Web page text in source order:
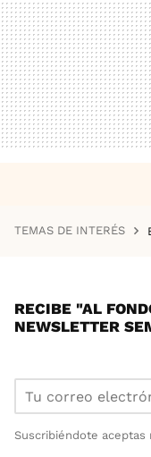
TEMAS DE INTERÉS
RECIBE "AL
NEWSLETTER
Suscribiéndote aceptas